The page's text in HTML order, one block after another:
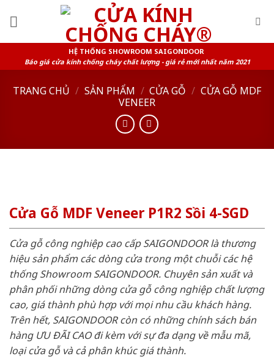
HỆ THỐNG SHOWROOM SAIGONDOOR
Báo giá cửa kính chống cháy chất lượng - giá rẻ mới nhất năm 2021
TRANG CHỦ / SẢN PHẨM / CỬA GỖ / CỬA GỖ MDF
VENEER
Cửa Gỗ MDF Veneer P1R2 Sồi 4-SGD
Cửa gỗ công nghiệp cao cấp SAIGONDOOR là thương
hiệu sản phẩm các dòng cửa trong một chuỗi các hệ
thống Showroom SAIGONDOOR. Chuyên sản xuất và
phân phối những dòng cửa gỗ công nghiệp chất lượng
cao, giá thành phù hợp với mọi nhu cầu khách hàng.
Trên hết, SAIGONDOOR còn có những chính sách bán
hàng ƯU ĐÃI CAO đi kèm với sự đa dạng về mẫu mã,
loại cửa gỗ và cả phân khúc giá thành.